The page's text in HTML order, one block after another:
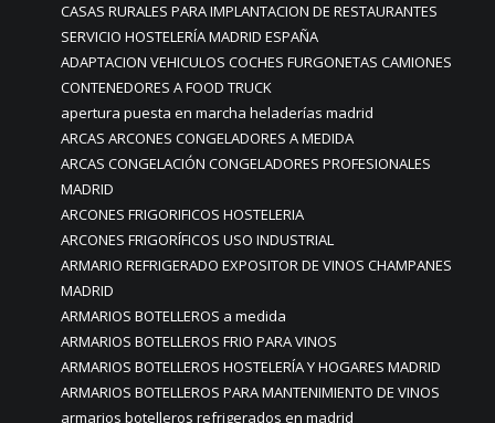
CASAS RURALES PARA IMPLANTACION DE RESTAURANTES
SERVICIO HOSTELERÍA MADRID ESPAÑA
ADAPTACION VEHICULOS COCHES FURGONETAS CAMIONES
CONTENEDORES A FOOD TRUCK
apertura puesta en marcha heladerías madrid
ARCAS ARCONES CONGELADORES A MEDIDA
ARCAS CONGELACIÓN CONGELADORES PROFESIONALES
MADRID
ARCONES FRIGORIFICOS HOSTELERIA
ARCONES FRIGORÍFICOS USO INDUSTRIAL
ARMARIO REFRIGERADO EXPOSITOR DE VINOS CHAMPANES
MADRID
ARMARIOS BOTELLEROS a medida
ARMARIOS BOTELLEROS FRIO PARA VINOS
ARMARIOS BOTELLEROS HOSTELERÍA Y HOGARES MADRID
ARMARIOS BOTELLEROS PARA MANTENIMIENTO DE VINOS
armarios botelleros refrigerados en madrid